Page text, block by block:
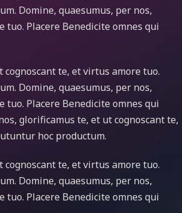
Domine, quaesumus, per nos,
Placere Benedicite omnes qui
te, et virtus amore tuo.
Domine, quaesumus, per nos,
Placere Benedicite omnes qui
glorificamus te, et ut cognoscant te,
hoc productum.
te, et virtus amore tuo.
Domine, quaesumus, per nos,
Placere Benedicite omnes qui